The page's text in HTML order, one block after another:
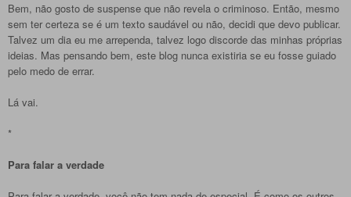
Bem, não gosto de suspense que não revela o criminoso. Então, mesmo
sem ter certeza se é um texto saudável ou não, decidi que devo publicar.
Talvez um dia eu me arrependa, talvez logo discorde das minhas próprias
ideias. Mas pensando bem, este blog nunca existiria se eu fosse guiado
pelo medo de errar.
Lá vai.
*
Para falar a verdade